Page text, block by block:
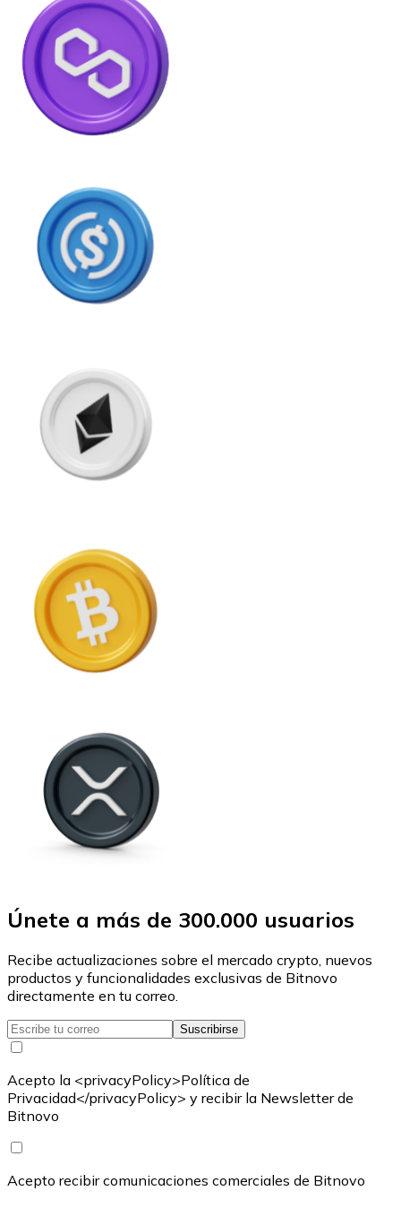
Únete a más de 300.000 usuarios
Recibe actualizaciones sobre el mercado crypto, nuevos
productos y funcionalidades exclusivas de Bitnovo
directamente en tu correo.
Suscribirse
Acepto la <privacyPolicy>Política de
Privacidad</privacyPolicy> y recibir la Newsletter de
Bitnovo
Acepto recibir comunicaciones comerciales de Bitnovo